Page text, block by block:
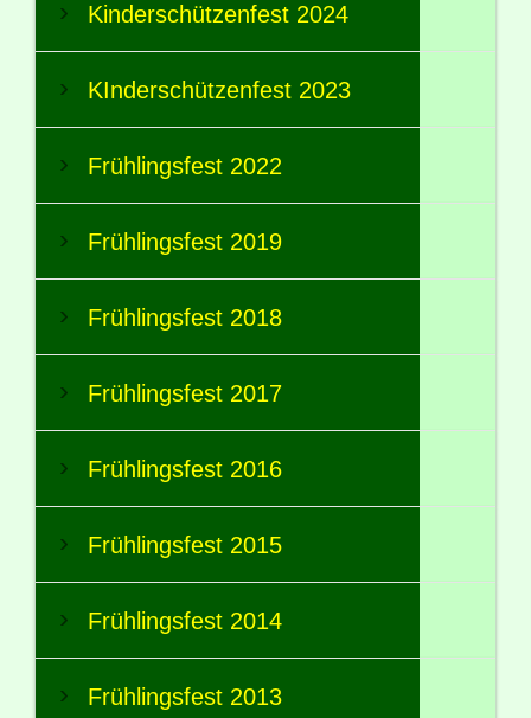
Kinderschützenfest 2024
KInderschützenfest 2023
Frühlingsfest 2022
Frühlingsfest 2019
Frühlingsfest 2018
Frühlingsfest 2017
Frühlingsfest 2016
Frühlingsfest 2015
Frühlingsfest 2014
Frühlingsfest 2013